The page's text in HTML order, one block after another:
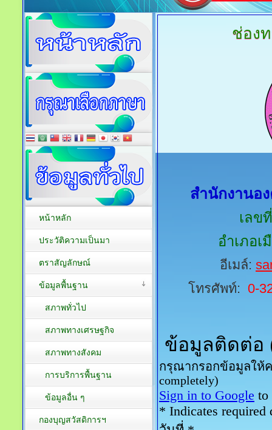
ช่อง
สำนักงานอ
เลข
อำเภอ
อีเมล์:
โทรศัพท์: 0-
หน้าหลัก
ประวัติความเป็นมา
ตราสัญลักษณ์
ข้อมูลพื้นฐาน
สภาพทั่วไป
สภาพทางเศรษฐกิจ
สภาพทางสังคม
การบริการพื้นฐาน
ข้อมูลอื่น ๆ
กองบุญสวัสดิการฯ